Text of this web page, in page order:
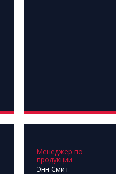
Менеджер по
продукции
Энн Смит